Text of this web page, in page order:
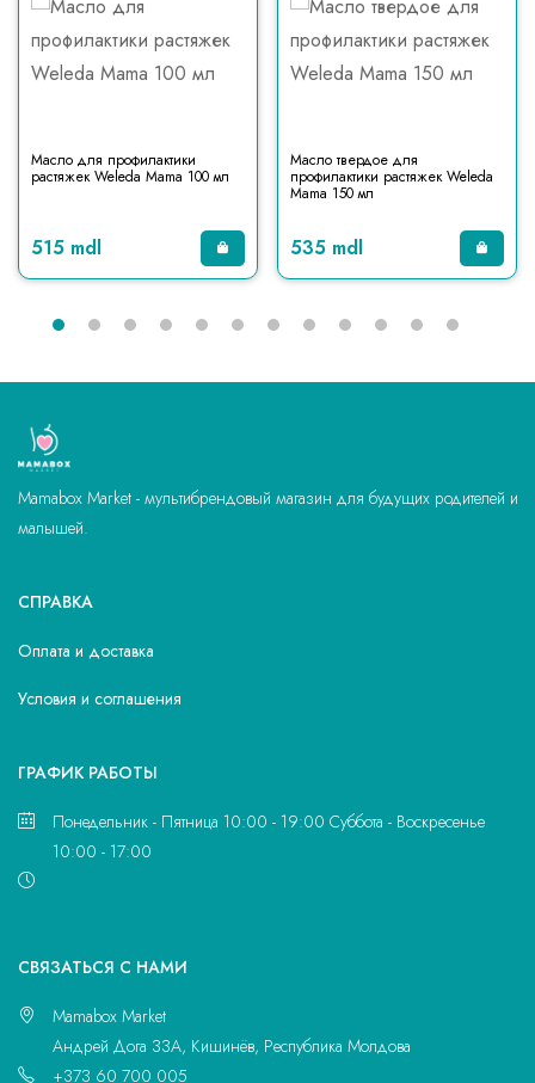
Масло для профилактики
растяжек Weleda Mama 100 мл
515 mdl
Масло твердое для
профилактики растяжек Weleda
Mama 150 мл
535 mdl
Mamabox Market - мультибрендовый магазин для будущих родителей и
малышей.
СПРАВКА
Оплата и доставка
Условия и соглашения
ГРАФИК РАБОТЫ
Понедельник - Пятница 10:00 - 19:00 Суббота - Воскресенье
10:00 - 17:00
CВЯЗАТЬСЯ С НАМИ
Mamabox Market
Андрей Дога 33A, Кишинёв, Республика Молдова
+373 60 700 005